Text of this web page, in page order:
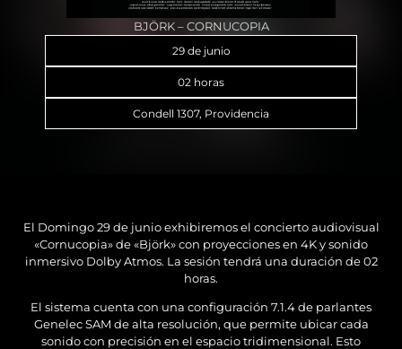
BJÖRK – CORNUCOPIA
29 de junio
02 horas
Condell 1307, Providencia
El Domingo 29 de junio exhibiremos el concierto audiovisual
«Cornucopia» de «Björk» con proyecciones en 4K y sonido
inmersivo Dolby Atmos. La sesión tendrá una duración de 02
horas.
El sistema cuenta con una configuración 7.1.4 de parlantes
Genelec SAM de alta resolución, que permite ubicar cada
sonido con precisión en el espacio tridimensional. Esto